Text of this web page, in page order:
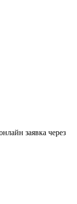
заявка через